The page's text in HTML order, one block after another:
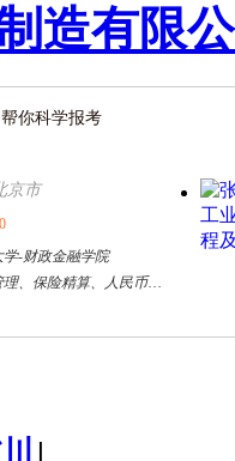
造有限
你科学报考
京市
学-财政金融学院
、保险精算、人民币国际化
汉市